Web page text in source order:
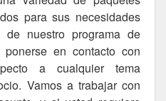
para sus necesidades
de nuestro programa de
en contacto con
a cualquier tema
Vamos a trabajar con